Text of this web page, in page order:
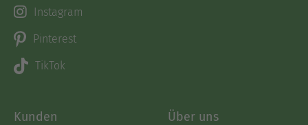
Instagram
Pinterest
TikTok
Kunden Über uns